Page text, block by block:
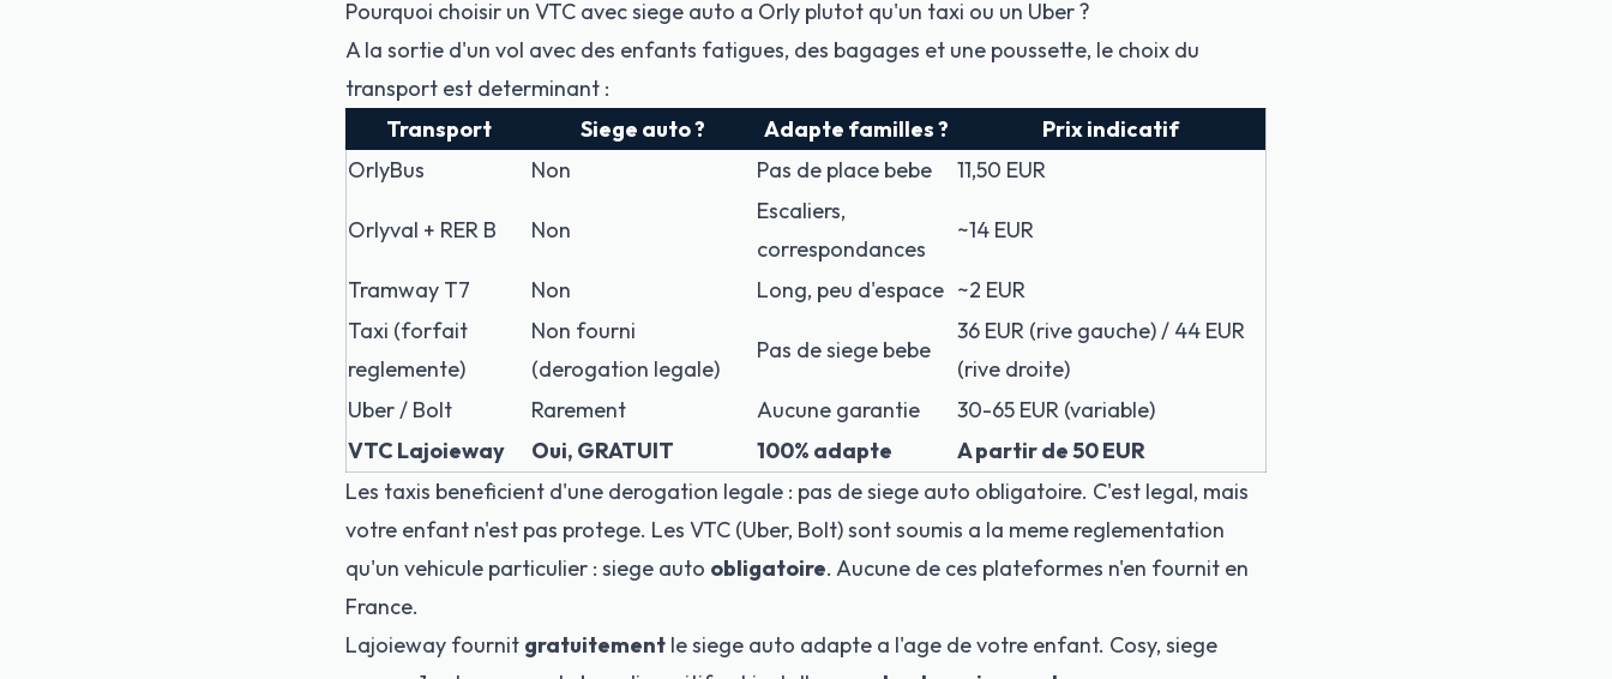
Pourquoi choisir un VTC avec siege auto a Orly plutot qu'un taxi ou un Uber ?
A la sortie d'un vol avec des enfants fatigues, des bagages et une poussette, le choix du
transport est determinant :
Transport
Siege auto ? Adapte familles ?
Prix indicatif
OrlyBus
Non Pas de place bebe 11,50 EUR
Orlyval + RER B Non
Escaliers,
correspondances
~14 EUR
Tramway T7 Non Long, peu d'espace ~2 EUR
Taxi (forfait
reglemente)
Non fourni
(derogation legale)
Pas de siege bebe
36 EUR (rive gauche) / 44 EUR
(rive droite)
Uber / Bolt
Rarement Aucune garantie
30-65 EUR (variable)
VTC Lajoieway
Oui, GRATUIT 100% adapte
A partir de 50 EUR
Les taxis beneficient d'une derogation legale : pas de siege auto obligatoire. C'est legal, mais
votre enfant n'est pas protege. Les VTC (Uber, Bolt) sont soumis a la meme reglementation
qu'un vehicule particulier : siege auto obligatoire. Aucune de ces plateformes n'en fournit en
France.
Lajoieway fournit gratuitement lesiege auto adapte a l'age de votre enfant. Cosy, siege